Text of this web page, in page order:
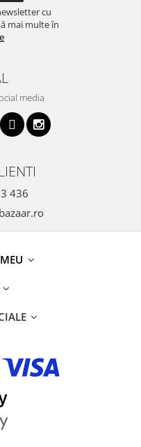
cu
mai multe în
media
436